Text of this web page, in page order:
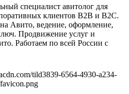
специалист авитолог для
клиентов B2B и B2C.
Авито, ведение, оформление,
Продвижение услуг и
Работаем по всей России с
tild3839-6564-4930-a234-